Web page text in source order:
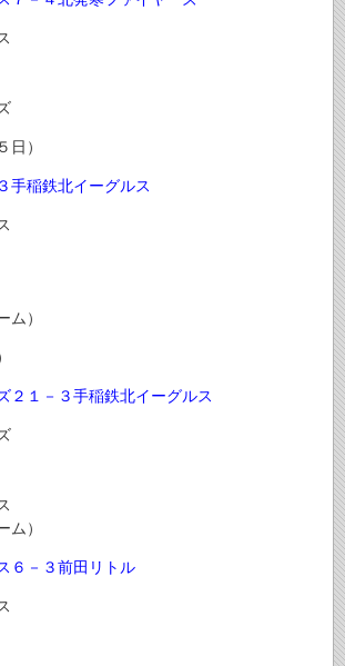
）
手稲鉄北イーグルス
ム）
２１－３手稲鉄北イーグルス
ム）
６－３前田リトル